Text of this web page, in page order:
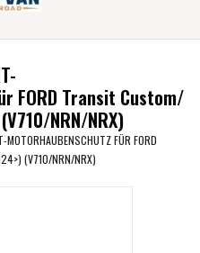
unten,
verfügbare
Ergebnis
auszuwählen.
Drücke
die
FORD Transit Custom/
NRN/NRX)
MOTORHAUBENSCHUTZ FÜR FORD
(V710/NRN/NRX)